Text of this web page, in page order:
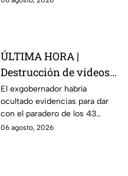
ÚLTIMA HORA |
Destrucción de videos
clave y amenazas a
testigos por parte de
exgobernador Ángel
Aguirre: FGR
El exgobernador habría
ocultado evidencias para dar
con el paradero de los 43
estudiantes desaparecidos de
06 agosto, 2026